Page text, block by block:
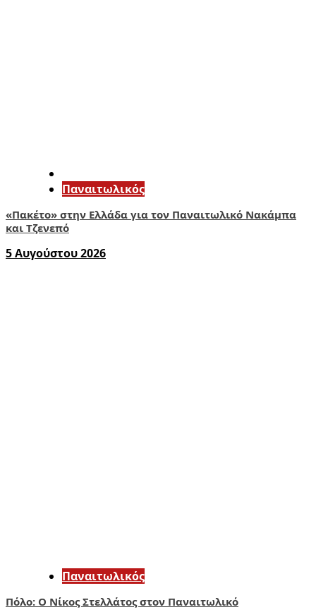
Παναιτωλικός
«Πακέτο» στην Ελλάδα για τον Παναιτωλικό Νακάμπα
και Τζενεπό
5 Αυγούστου 2026
Παναιτωλικός
Πόλο: Ο Νίκος Στελλάτος στον Παναιτωλικό